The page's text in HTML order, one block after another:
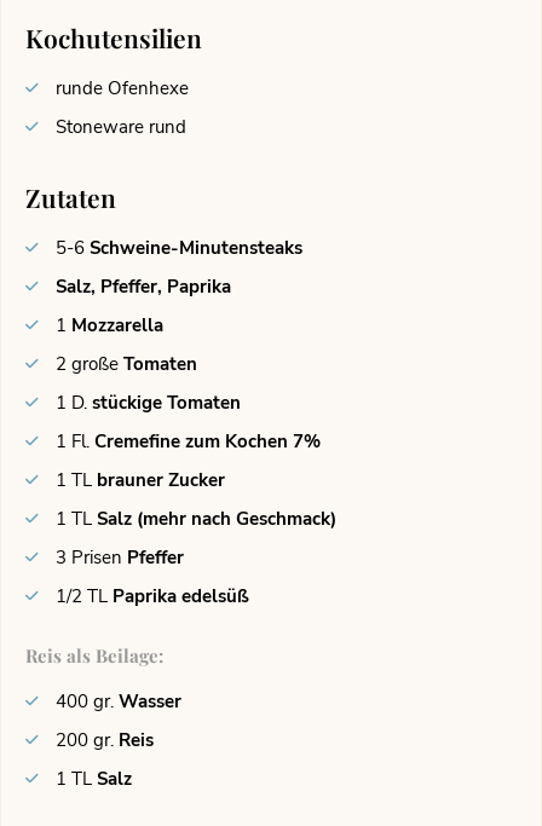
Kochutensilien
runde Ofenhexe
Stoneware rund
Zutaten
5-6 Schweine-Minutensteaks
Salz, Pfeffer, Paprika
1 Mozzarella
2 große Tomaten
1 D. stückige Tomaten
1 Fl. Cremefine zum Kochen 7%
1 TL brauner Zucker
1 TL Salz (mehr nach Geschmack)
3 Prisen Pfeffer
1/2 TL Paprika edelsüß
Reis als Beilage:
400 gr. Wasser
200 gr. Reis
1 TL Salz